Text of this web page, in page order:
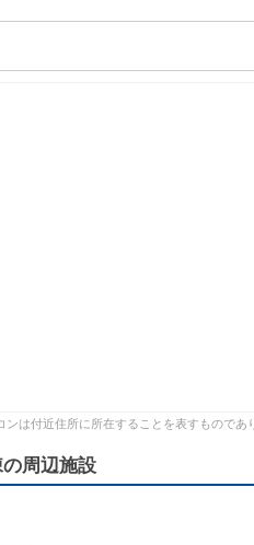
は付近住所に所在することを表すものであ
周辺施設